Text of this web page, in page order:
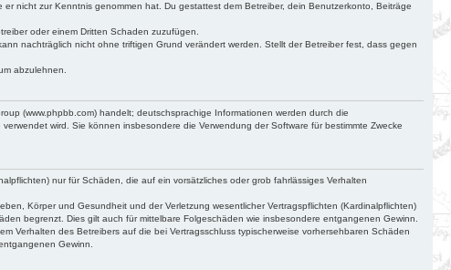
nicht zur Kenntnis genommen hat. Du gestattest dem Betreiber, dein Benutzerkonto, Beiträge
oder einem Dritten Schaden zuzufügen.
nachträglich nicht ohne triftigen Grund verändert werden. Stellt der Betreiber fest, dass gegen
abzulehnen.
(www.phpbb.com) handelt; deutschsprachige Informationen werden durch die
wird. Sie können insbesondere die Verwendung der Software für bestimmte Zwecke
nur für Schäden, die auf ein vorsätzliches oder grob fahrlässiges Verhalten
Körper und Gesundheit und der Verletzung wesentlicher Vertragspflichten (Kardinalpflichten)
begrenzt. Dies gilt auch für mittelbare Folgeschäden wie insbesondere entgangenen Gewinn.
Verhalten des Betreibers auf die bei Vertragsschluss typischerweise vorhersehbaren Schäden
Gewinn.